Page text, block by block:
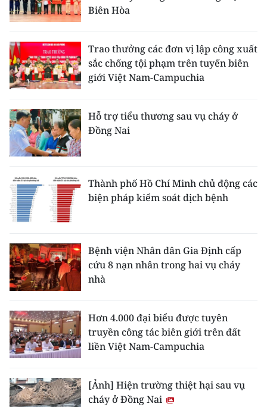
Biên Hòa
Trao thưởng các đơn vị lập công xuất
sắc chống tội phạm trên tuyến biên
giới Việt Nam-Campuchia
Hỗ trợ tiểu thương sau vụ cháy ở
Đồng Nai
Thành phố Hồ Chí Minh chủ động các
biện pháp kiểm soát dịch bệnh
Bệnh viện Nhân dân Gia Định cấp
cứu 8 nạn nhân trong hai vụ cháy
nhà
Hơn 4.000 đại biểu được tuyên
truyền công tác biên giới trên đất
liền Việt Nam-Campuchia
[Ảnh] Hiện trường thiệt hại sau vụ
cháy ở Đồng Nai